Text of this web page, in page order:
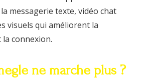
messagerie texte, vidéo chat
visuels qui améliorent la
connexion.
ne marche plus ?